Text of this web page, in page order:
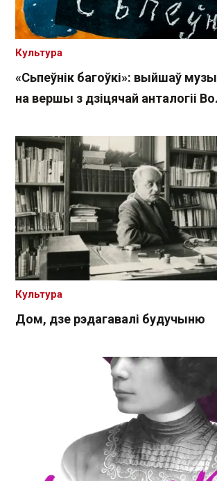
«Сьпеўнік багоўкі»: выйшаў
на вершы з дзіцячай анталогіі
Культура
Дом, дзе рэдагавалі будучыню
Культура